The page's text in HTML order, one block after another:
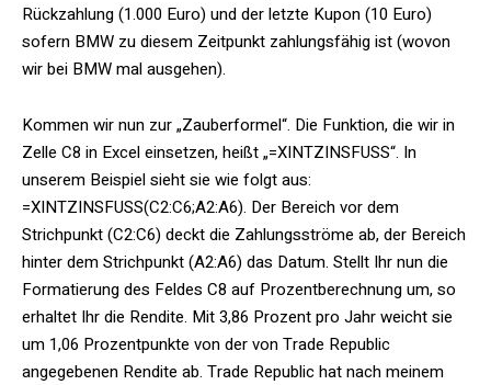
Rückzahlung (1.000 Euro) und der letzte Kupon (10 Euro)
sofern BMW zu diesem Zeitpunkt zahlungsfähig ist (wovon
wir bei BMW mal ausgehen).
Kommen wir nun zur „Zauberformel“. Die Funktion, die wir in
Zelle C8 in Excel einsetzen, heißt „=XINTZINSFUSS“. In
unserem Beispiel sieht sie wie folgt aus:
=XINTZINSFUSS(C2:C6;A2:A6). Der Bereich vor dem
Strichpunkt (C2:C6) deckt die Zahlungsströme ab, der Bereich
hinter dem Strichpunkt (A2:A6) das Datum. Stellt Ihr nun die
Formatierung des Feldes C8 auf Prozentberechnung um, so
erhaltet Ihr die Rendite. Mit 3,86 Prozent pro Jahr weicht sie
um 1,06 Prozentpunkte von der von Trade Republic
angegebenen Rendite ab. Trade Republic hat nach meinem